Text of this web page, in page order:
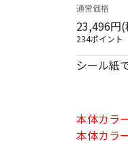
通常価格
23,496円
234ポイント
シール紙
本体カラ
本体カラ